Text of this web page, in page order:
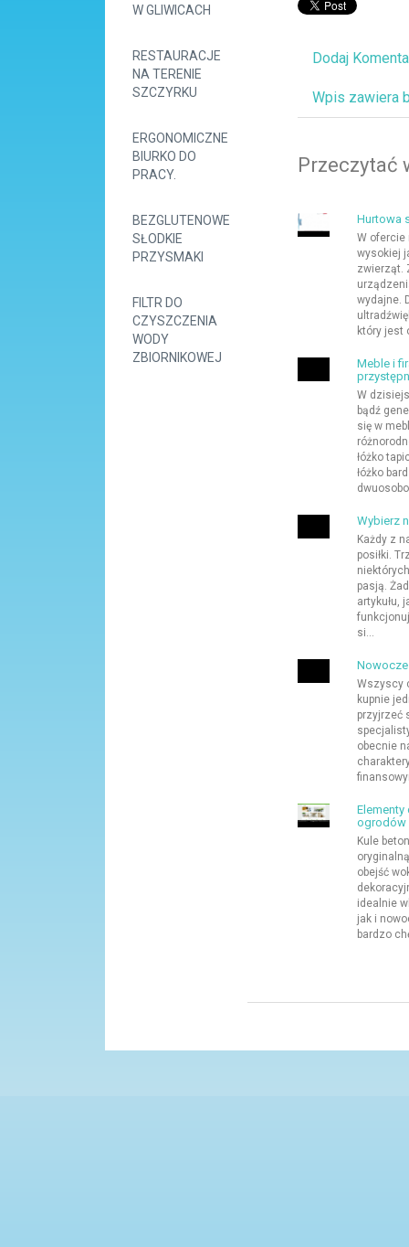
W GLIWICACH
RESTAURACJE
NA TERENIE
SZCZYRKU
ERGONOMICZNE
BIURKO DO
PRACY.
BEZGLUTENOWE
SŁODKIE
PRZYSMAKI
FILTR DO
CZYSZCZENIA
WODY
ZBIORNIKOWEJ
Dodaj
Wpis zawiera
Przeczytać
Hurtowa
W ofercie
wysokiej
zwierząt.
wydajne.
który jest
Meble i
W
bądź
się w
łóżko
łóżko
Wybierz
Każdy z
posiłki.
pasją.
artykułu,
si...
Wszyscy
kupnie
przyjrzeć
obecnie
ogrodów
Kule
obejść
idealnie
jak i
bardzo